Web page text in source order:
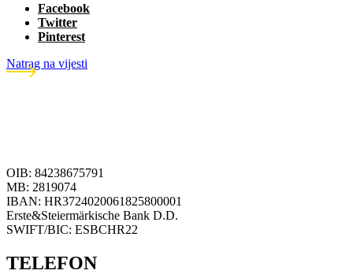
Facebook
Twitter
Pinterest
Natrag na vijesti
OIB: 84238675791
MB: 2819074
IBAN: HR3724020061825800001
Erste&Steiermärkische Bank D.D.
SWIFT/BIC: ESBCHR22
TELEFON